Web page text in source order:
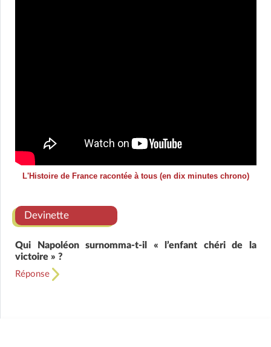
L'Histoire de France racontée à tous (en dix minutes chrono)
Devinette
Qui Napoléon surnomma-t-il « l’enfant chéri de la
victoire » ?
Réponse